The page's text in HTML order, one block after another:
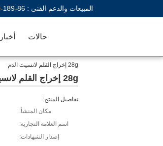
المبيعات والدعم الفنى : 86-189-1010-6615
أخبار حالات
28g إخراج القلم لانسيت الدم
28g إخراج القلم لانسيت الدم
تفاصيل المنتج:
مكان المنشأ:
اسم العلامة التجارية:
إصدار الشهادات: